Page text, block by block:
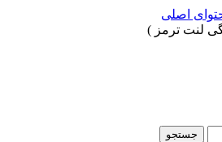
اصلی
لنت ترمز )
جستجو